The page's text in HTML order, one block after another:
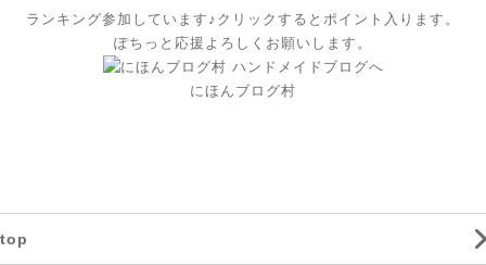
ランキング参加しています♪クリックするとポイント入ります。
ぽちっと応援よろしくお願いします。
にほんブログ村
top